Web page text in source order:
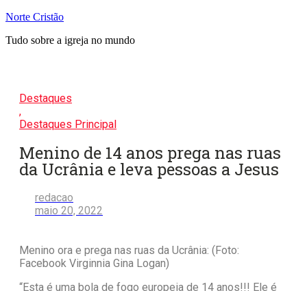
Pular
o
Norte Cristão
Tudo sobre a igreja no mundo
Destaques
,
Destaques Principal
Menino de 14 anos prega nas ruas
da Ucrânia e leva pessoas a Jesus
redacao
maio 20, 2022
Menino ora e prega nas ruas da Ucrânia: (Foto:
Facebook Virginnia Gina Logan)
“Esta é uma bola de fogo europeia de 14 anos!!! Ele é